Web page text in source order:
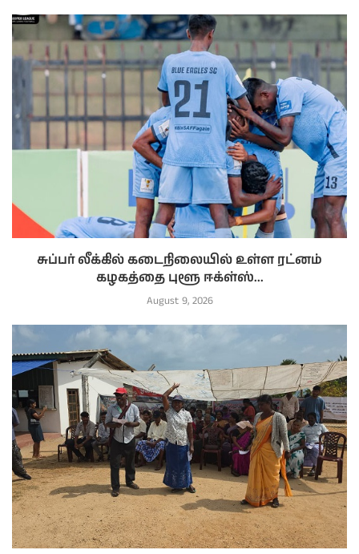
சுப்பர் லீக்கில் கடைநிலையில் உள்ள ரட்னம்
கழகத்தை புளூ ஈக்ள்ஸ்...
August 9, 2026